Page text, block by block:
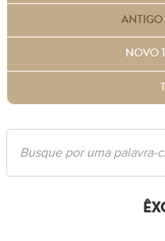
ANTIGO
NOVO